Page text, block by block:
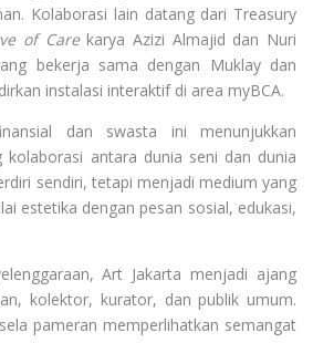
Kolaborasi lain datang dari Treasury
of Carekarya Azizi Almajid dan Nuri
bekerja sama dengan Muklay dan
instalasi interaktif di area myBCA.
dan swasta ini menunjukkan
kolaborasi antara dunia seni dan dunia
sendiri, tetapi menjadi medium yang
estetika dengan pesan sosial, edukasi,
Art Jakarta menjadi ajang
kolektor, kurator, dan publik umum.
pameran memperlihatkan semangat